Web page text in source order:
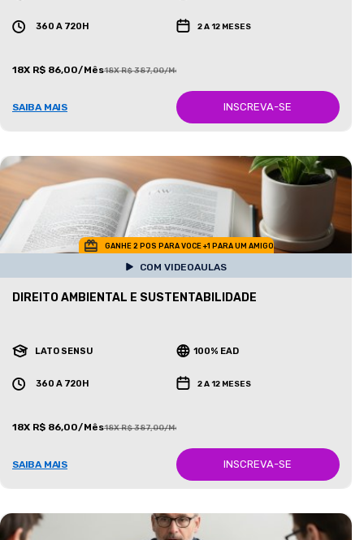
360 A 720H 2 A 12 MESES
18X R$ 86,00/Mês18X R$ 387,00/Mês
SAIBA MAIS INSCREVA-SE
GANHE 2 POS PARA VOCE +1 PARA UM AMIGO
COM VIDEOAULAS
DIREITO AMBIENTAL E SUSTENTABILIDADE
LATO SENSU 100% EAD
360 A 720H 2 A 12 MESES
18X R$ 86,00/Mês18X R$ 387,00/Mês
SAIBA MAIS INSCREVA-SE